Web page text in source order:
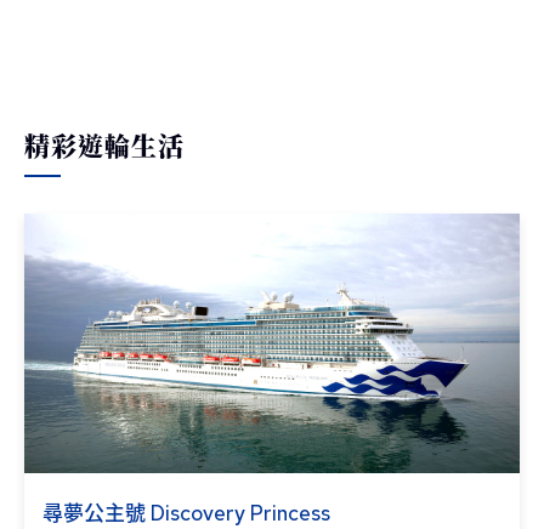
精彩遊輪生活
尋夢公主號 Discovery Princess